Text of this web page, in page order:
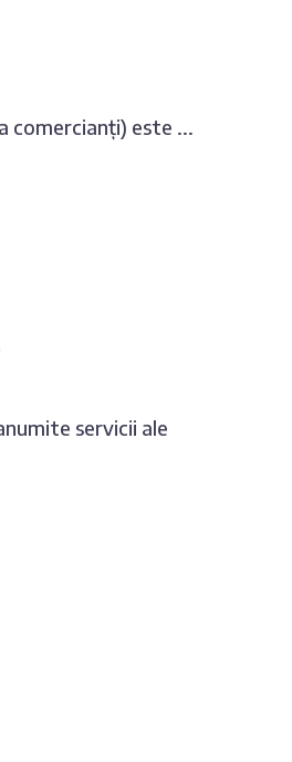
comercianți) este ...
servicii ale